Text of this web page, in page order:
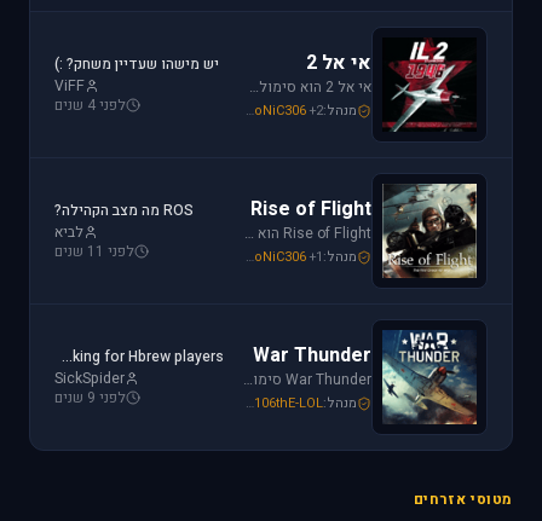
אי אל 2
אי אל 2 הוא סימולטור מלחמת העולם השניה מבית Oleg Maddox. טוס בספיטפייר ומוסטנג ושנה את ההיסטוריה במלחמות מעל שמי אירופה, צפון אפריקה והמזרח הרחוק.
מנהל: SoNiC306+2
יש מישהו שעדיין משחק? :)
ViFF
לפני 4 שנים
Rise of Flight
Rise of Flight הוא סימולטור מלחמת העולם הראשונה הטוב ביותר שיש! טוס בשמים הווירטואליים במטוסים האגדיים, Sopwith Camel, S.E.5a, Albatros D.Va וה-Fokker Dr.1 שטסו בהם אבירי מלחמת העולם. השמיים הווירטואליים צריכים אותך!
מנהל: Mike_69th SoNiC306+1
ROS מה מצב הקהילה?
לביא
לפני 11 שנים
War Thunder
War Thunder סימולטור טיסה קרבי השייך לתקופת מלחמת העולם השנייה, לכותר אפשרות לתפקד בקשת רחבה של רמות ריאליזם החל מאפשרות Arcade ועד לסימולטור של ממש.
מנהל: Mike_69th ,106thE-LOL
Looking for Hbrew players...
SickSpider
לפני 9 שנים
מטוסי אזרחים